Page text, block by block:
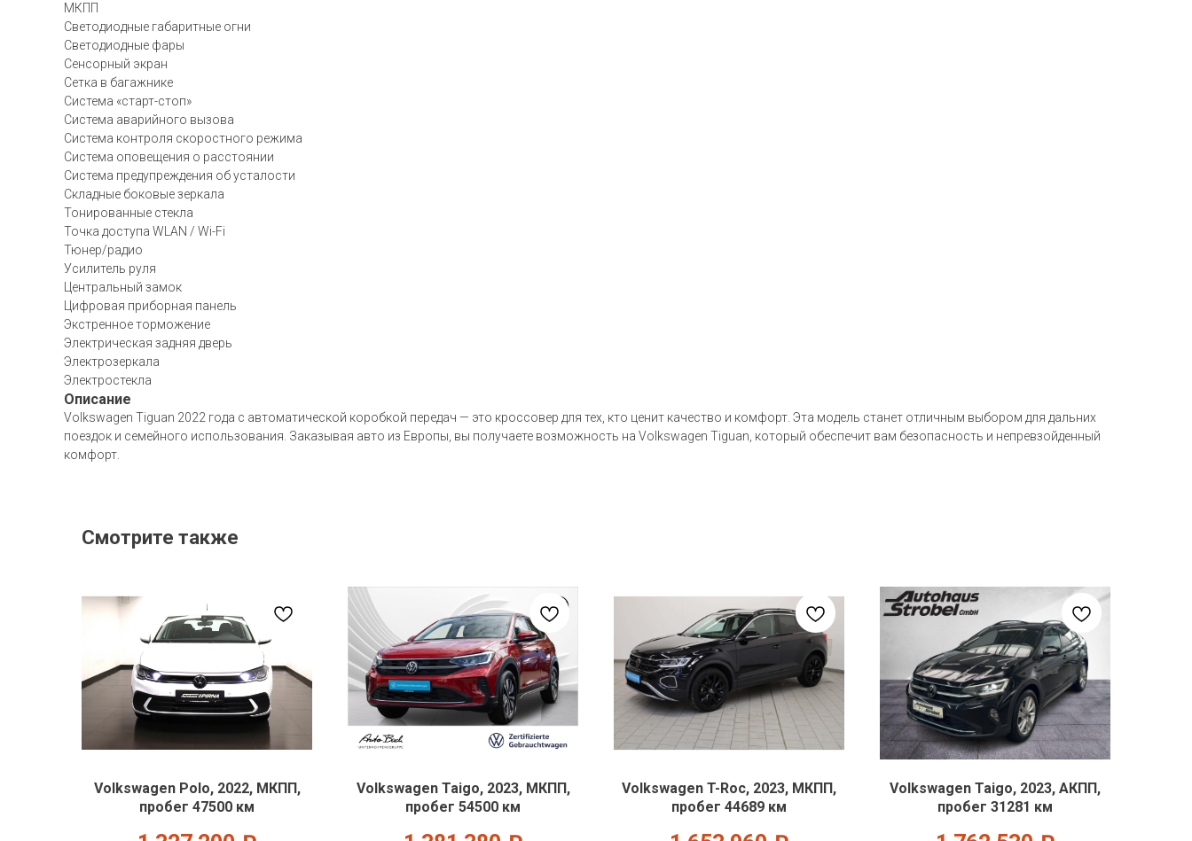
МКПП
Светодиодные габаритные огни
Светодиодные фары
Сенсорный экран
Сетка в багажнике
Система «старт-стоп»
Система аварийного вызова
Система контроля скоростного режима
Система оповещения о расстоянии
Система предупреждения об усталости
Складные боковые зеркала
Тонированные стекла
Точка доступа WLAN / Wi-Fi
Тюнер/радио
Усилитель руля
Центральный замок
Цифровая приборная панель
Экстренное торможение
Электрическая задняя дверь
Электрозеркала
Электростекла
Описание
Volkswagen Tiguan 2022 года с автоматической коробкой передач — это кроссовер для тех, кто ценит качество и комфорт. Эта модель станет отличным выбором для дальних
поездок и семейного использования. Заказывая авто из Европы, вы получаете возможность на Volkswagen Tiguan, который обеспечит вам безопасность и непревзойденный
комфорт.
Смотрите также
Volkswagen Polo, 2022, МКПП,
пробег 47500 км
Volkswagen Taigo, 2023, МКПП,
пробег 54500 км
Volkswagen T-Roc, 2023, МКПП,
пробег 44689 км
Volkswagen Taigo, 2023, АКПП,
пробег 31281 км